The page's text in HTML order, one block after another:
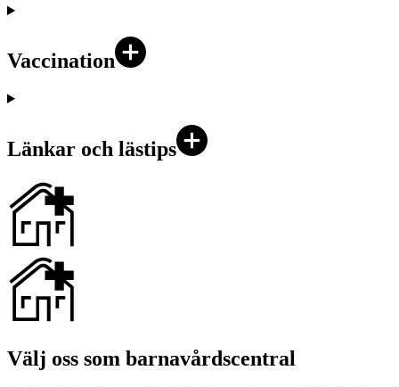
Vaccination
Länkar och lästips
Välj oss som barnavårdscentral